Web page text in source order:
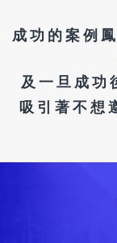
成功的案例
及一旦成功
吸引著不想